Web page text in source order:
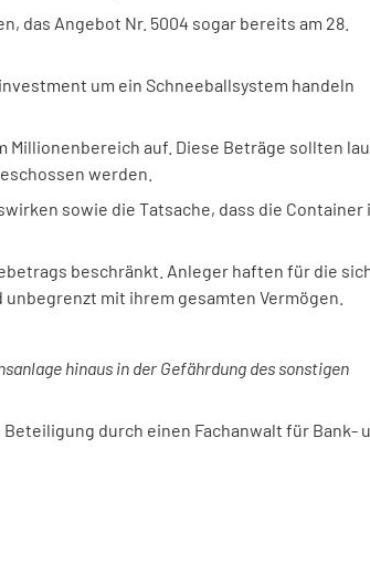
das Angebot Nr. 5004 sogar bereits am 28.
um ein Schneeballsystem handeln
Millionenbereich auf. Diese Beträge sollten
werden.
sowie die Tatsache, dass die Container
beschränkt. Anleger haften für die
mit ihrem gesamten Vermögen.
hinaus in der Gefährdung des sonstigen
durch einen Fachanwalt für Bank-